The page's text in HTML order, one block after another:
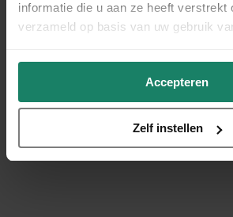
informatie die u aan ze heeft verstrekt
verzameld op basis van uw gebruik
Accepteren
Zelf instellen